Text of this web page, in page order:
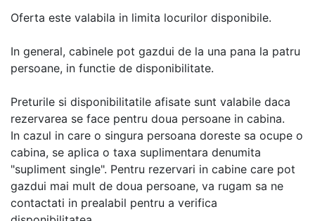
Oferta este valabila in limita locurilor disponibile.
In general, cabinele pot gazdui de la una pana la patru
persoane, in functie de disponibilitate.
Preturile si disponibilitatile afisate sunt valabile daca
rezervarea se face pentru doua persoane in cabina.
In cazul in care o singura persoana doreste sa ocupe o
cabina, se aplica o taxa suplimentara denumita
"supliment single". Pentru rezervari in cabine care pot
gazdui mai mult de doua persoane, va rugam sa ne
contactati in prealabil pentru a verifica